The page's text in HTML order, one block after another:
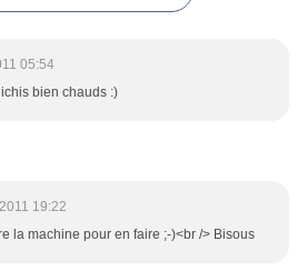
05:54
bien chauds :)
19:22
la machine pour en faire ;-)<br /> Bisous